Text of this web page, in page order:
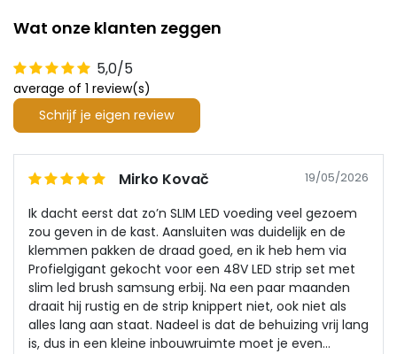
Wat onze klanten zeggen
5,0/5
average of 1 review(s)
Schrijf je eigen review
Mirko Kovač 19/05/2026
Ik dacht eerst dat zo’n SLIM LED voeding veel gezoem
zou geven in de kast. Aansluiten was duidelijk en de
klemmen pakken de draad goed, en ik heb hem via
Profielgigant gekocht voor een 48V LED strip set met
slim led brush samsung erbij. Na een paar maanden
draait hij rustig en de strip knippert niet, ook niet als
alles lang aan staat. Nadeel is dat de behuizing vrij lang
is, dus in een kleine inbouwruimte moet je even